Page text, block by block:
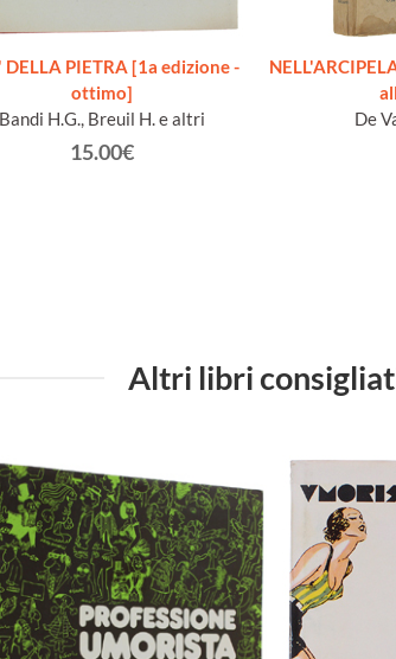
DELLA PIETRA [1a edizione -
ottimo]
Bandi H.G., Breuil H. e altri
15.00€
De
Altri libri